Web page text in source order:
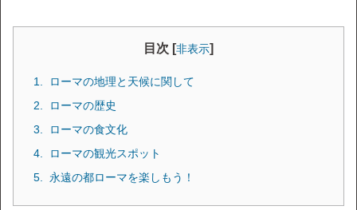
目次 [非表示]
ローマの地理と天候に関して
ローマの歴史
ローマの食文化
ローマの観光スポット
永遠の都ローマを楽しもう！